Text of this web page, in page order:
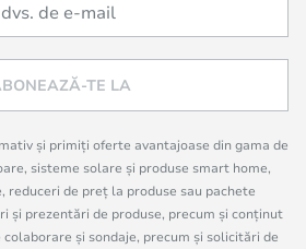
TE LA
și primiți oferte avantajoase din gama de
sisteme solare și produse smart home,
reduceri de preț la produse sau pachete
și prezentări de produse, precum și conținut
și sondaje, precum și solicitări de